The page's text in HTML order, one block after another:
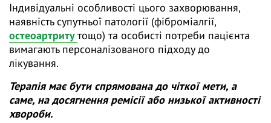
Індивідуальні особливості цього захворювання,
наявність супутньої патології (фіброміалгії,
остеоартритутощо) та особисті потреби пацієнта
вимагають персоналізованого підходу до
лікування.
Терапія має бути спрямована до чіткої мети, а
саме, на досягнення ремісії або низької активності
хвороби.